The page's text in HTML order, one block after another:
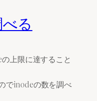
べる
上限に達すること
でinodeの数を調べ